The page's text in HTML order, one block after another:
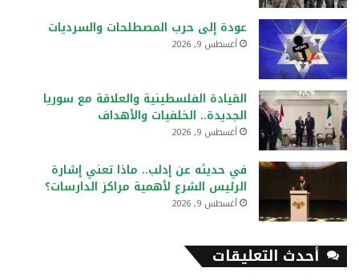
عودة إلى حرب المصطلحات والسرديات
أغسطس 9, 2026
القيادة الفلسطينية والعلاقة مع سوريا
الجديدة.. الخلفيات والأهداف
أغسطس 9, 2026
في حديثه عن إدلب.. ماذا تعني إشارة
الرئيس الشرع لأهمية مراكز الدارسات؟
أغسطس 9, 2026
أحدث التعليقات